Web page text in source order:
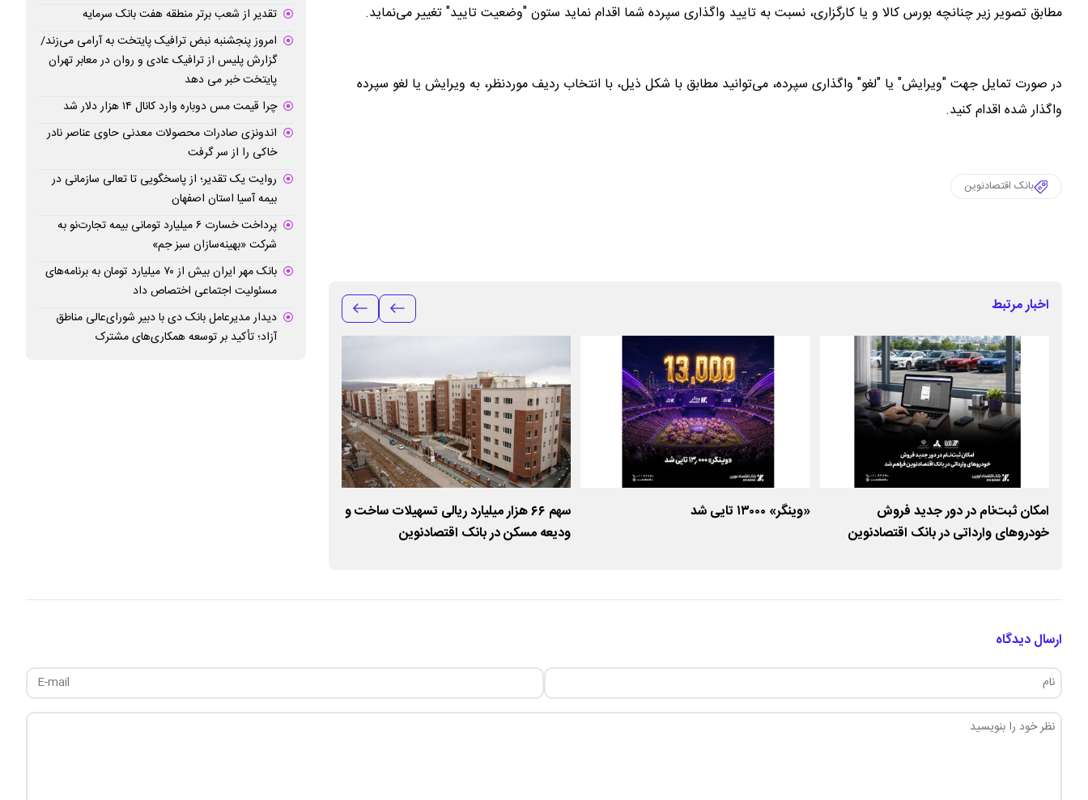
مطابق تصویر زیر چنانچه بورس کالا و یا کارگزاری، نسبت به تایید واگذاری سپرده شما اقدام نماید ستون "وضعیت تایید" تغییر می‌نماید.
در صورت تمایل جهت "ویرایش" یا "لغو" واگذاری سپرده، می‌توانید مطابق با شکل ذیل، با انتخاب ردیف موردنظر، به ویرایش یا لغو سپرده
واگذار شده اقدام کنید.
بانک اقتصادنوین
اخبار مرتبط
امکان ثبت‌نام در دور جدید فروش
خودروهای وارداتی در بانک اقتصادنوین
«وینگر» ۱۳۰۰۰ تایی شد
سهم ۶۶ هزار میلیارد ریالی تسهیلات ساخت و
ودیعه مسکن در بانک اقتصادنوین
تقدیر از شعب برتر منطقه هفت بانک سرمایه
امروز پنجشنبه نبض ترافیک پایتخت به آرامی می‌زند/
گزارش پلیس از ترافیک عادی و روان در معابر تهران
پایتخت خبر می دهد
چرا قیمت مس دوباره وارد کانال ۱۴ هزار دلار شد
اندونزی صادرات محصولات معدنی حاوی عناصر نادر
خاکی را از سر گرفت
روایت یک تقدیر؛ از پاسخگویی تا تعالی سازمانی در
بیمه آسیا استان اصفهان
پرداخت خسارت ۶ میلیارد تومانی بیمه تجارت‌نو به
شرکت «بهینه‌سازان سبز جم»
بانک مهر ایران بیش از ۷۰ میلیارد تومان به برنامه‌های
مسئولیت اجتماعی اختصاص داد
دیدار مدیرعامل بانک دی با دبیر شورای‌عالی مناطق
آزاد؛ تأکید بر توسعه همکاری‌های مشترک
ارسال دیدگاه